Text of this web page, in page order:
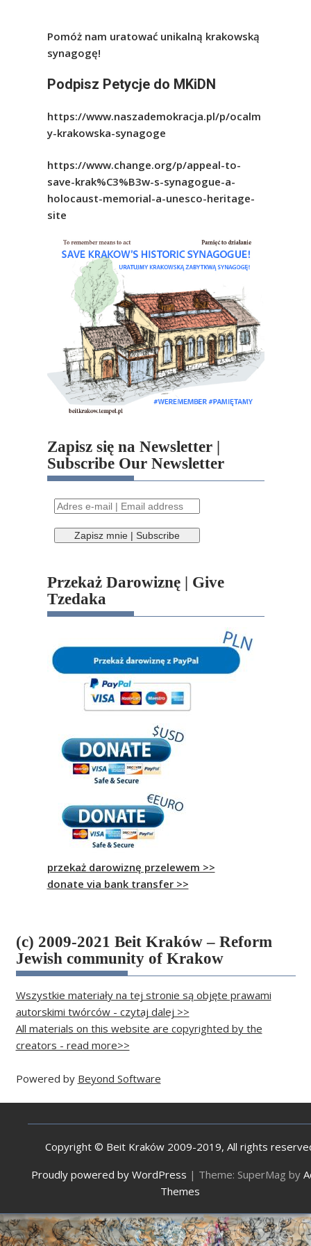
Pomóż nam uratować unikalną krakowską
synagogę!
Podpisz Petycje do MKiDN
https://www.naszademokracja.pl/p/ocalm
y-krakowska-synagoge
https://www.change.org/p/appeal-to-
save-krak%C3%B3w-s-synagogue-a-
holocaust-memorial-a-unesco-heritage-
site
Zapisz się na Newsletter |
Subscribe Our Newsletter
Przekaż Darowiznę | Give
Tzedaka
przekaż darowiznę przelewem >>
donate via bank transfer >>
(c) 2009-2021 Beit Kraków – Reform
Jewish community of Krakow
Wszystkie materiały na tej stronie są objęte prawami
autorskimi twórców - czytaj dalej >>
All materials on this website are copyrighted by the
creators - read more>>
Powered by Beyond Software
Copyright © Beit Kraków 2009-2019, All rights
Proudly powered by WordPress | Theme: SuperMag by
Themes